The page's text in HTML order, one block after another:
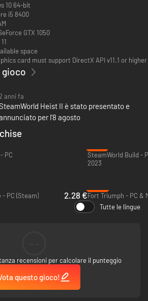
A TURNI
strategica migliorata che sviluppa le
SteamWorld Heist. Ogni mossa conta mentre
ciurma e prendi la mira per ogni colpo. Fai
l'ambiente per cogliere i nemici alla sprovvista,
da una strategia ragionata, non solo da un
a ogni ondata. In qualità di capitano, le tue
10 64-bit
i5 8400
GTX 1050
space
card must support DirectX API v11.1 or higher
gioco
anni fa
Heist II è stato presentato e
per l'8 agosto
PC
SteamWorld Build -
2023
PC (Steam)
2.28 €Fort Triumph - PC &
Tutte le lingue
recensioni per calcolare il punteggio
questo gioco!